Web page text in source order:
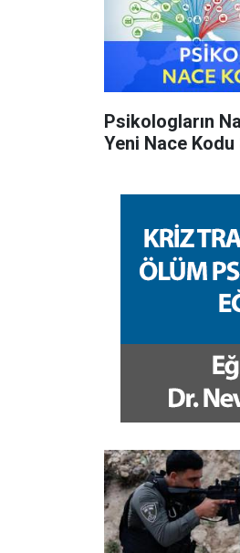
Psikologların
Yeni Nace